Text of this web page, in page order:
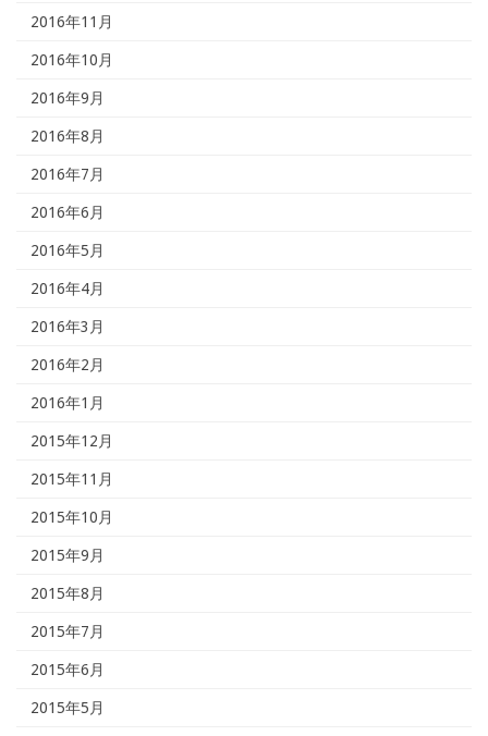
2016年11月
2016年10月
2016年9月
2016年8月
2016年7月
2016年6月
2016年5月
2016年4月
2016年3月
2016年2月
2016年1月
2015年12月
2015年11月
2015年10月
2015年9月
2015年8月
2015年7月
2015年6月
2015年5月